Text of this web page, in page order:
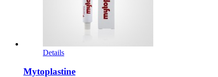
Details
Mytoplastine